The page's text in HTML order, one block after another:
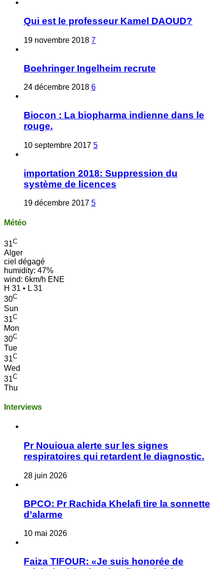
Qui est le professeur Kamel DAOUD?
19 novembre 2018 7
Boehringer Ingelheim recrute
24 décembre 2018 6
Biocon : La biopharma indienne dans le
rouge.
10 septembre 2017 5
importation 2018: Suppression du
système de licences
19 décembre 2017 5
Météo
31C
Alger
ciel dégagé
humidity: 47%
wind: 6km/h ENE
H 31 • L 31
30C
Sun
31C
Mon
30C
Tue
31C
Wed
31C
Thu
Interviews
Pr Nouioua alerte sur les signes
respiratoires qui retardent le diagnostic.
28 juin 2026
BPCO: Pr Rachida Khelafi tire la sonnette
d’alarme
10 mai 2026
Faiza TIFOUR: «Je suis honorée de